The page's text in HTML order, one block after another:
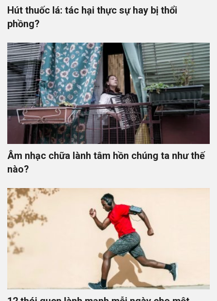
Hút thuốc lá: tác hại thực sự hay bị thổi
phồng?
Âm nhạc chữa lành tâm hồn chúng ta như thế
nào?